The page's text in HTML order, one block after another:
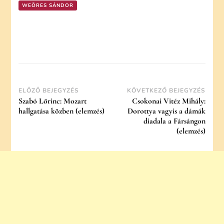
WEÖRES SÁNDOR
Post
Navigation
ELŐZŐ BEJEGYZÉS
Szabó Lőrinc: Mozart
hallgatása közben (elemzés)
KÖVETKEZŐ BEJEGYZÉS
Csokonai Vitéz Mihály:
Dorottya vagyis a dámák
diadala a Fársángon
(elemzés)